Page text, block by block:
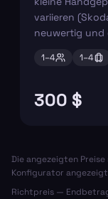
variieren
neuwertig und
1–4 1–4
300 $
Die angezeigten
Konfigurator
Richtpreis —